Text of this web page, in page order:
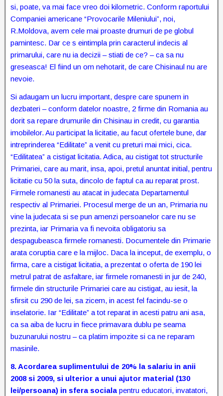
si, poate, va mai face vreo doi kilometric. Conform raportului
Companiei americane “Provocarile Mileniului”, noi,
R.Moldova, avem cele mai proaste drumuri de pe globul
pamintesc. Dar ce s eintimpla prin caracterul indecis al
primarului, care nu ia decizii – stiati de ce? – ca sa nu
greseasca! El fiind un om nehotarit, de care Chisinaul nu are
nevoie.
Si adaugam un lucru important, despre care spunem in
dezbateri – conform datelor noastre, 2 firme din Romania au
dorit sa repare drumurile din Chisinau in credit, cu garantia
imobilelor. Au participat la licitatie, au facut ofertele bune, dar
intreprinderea “Edilitate” a venit cu preturi mai mici, cica.
“Edilitatea” a cistigat licitatia. Adica, au cistigat tot structurile
Primariei, care au marit, insa, apoi, pretul anuntat initial, pentru
licitatie cu 50 la suta, dincolo de faptul ca au reparat prost.
Firmele romanesti au atacat in judecata Departamentul
respectiv al Primariei. Procesul merge de un an, Primaria nu
vine la judecata si se pun amenzi persoanelor care nu se
prezinta, iar Primaria va fi nevoita obligatoriu sa
despagubeasca firmele romanesti. Documentele din Primarie
arata coruptia care e la mijloc. Daca la inceput, de exemplu, o
firma, care a cistigat licitatia, a prezentat o oferta de 190 lei
metrul patrat de asfaltare, iar firmele romanesti in jur de 240,
firmele din structurile Primariei care au cistigat, au iesit, la
sfirsit cu 290 de lei, sa zicem, in acest fel facindu-se o
inselatorie. Iar “Edilitate” a tot reparat in acesti patru ani asa,
ca sa aiba de lucru in fiece primavara dublu pe seama
buzunarului nostru – ca platim impozite si ca ne reparam
masinile.
8.Acordarea suplimentului de 20% la salariu in anii
2008 si 2009, si ulterior a unui ajutor material (130
lei/persoana) in sfera sociala pentru educatori, invatatori,